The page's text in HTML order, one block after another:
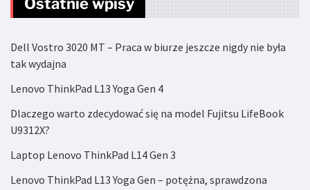
Dell Vostro 3020 MT – Praca w biurze jeszcze nigdy nie była
tak wydajna
Lenovo ThinkPad L13 Yoga Gen 4
Dlaczego warto zdecydować się na model Fujitsu LifeBook
U9312X?
Laptop Lenovo ThinkPad L14 Gen 3
Lenovo ThinkPad L13 Yoga Gen – potężna, sprawdzona